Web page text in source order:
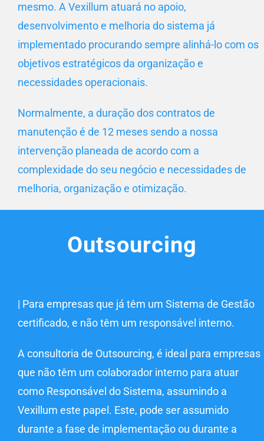
mesmo. A Vexillum atuará no apoio,
desenvolvimento e melhoria do sistema já
implementado procurando sempre alinhá-lo com os
objetivos estratégicos da organização e
necessidades operacionais.
Normalmente, a duração dos contratos de
manutenção é de 12 meses sendo a nossa
intervenção planeada de acordo com a
complexidade do seu negócio e necessidades de
melhoria, organização e otimização.
Outsourcing
| Para empresas que já têm um Sistema de Gestão
certificado, e não têm um responsável interno.
A consultoria de Outsourcing, é ideal para empresas
que não têm um colaborador interno para atuar
como Responsável do Sistema, assumindo a
Vexillum este papel. Este, pode ser assumido
durante a fase de implementação ou durante a